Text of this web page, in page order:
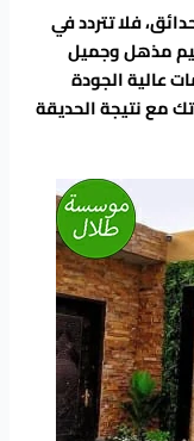
فلا تتردد في
مذهل وجميل
عالية الجودة
مع نتيجة الحديقة